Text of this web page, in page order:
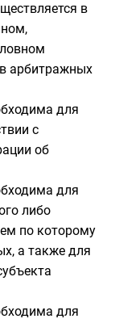
в
арбитражных
для
с
об
для
либо
по которому
а также для
для